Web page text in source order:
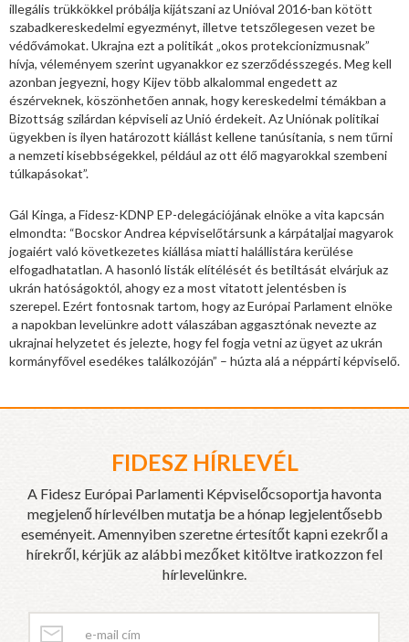
illegális trükkökkel próbálja kijátszani az Unióval 2016-ban kötött
szabadkereskedelmi egyezményt, illetve tetszőlegesen vezet be
védővámokat. Ukrajna ezt a politikát „okos protekcionizmusnak”
hívja, véleményem szerint ugyanakkor ez szerződésszegés. Meg kell
azonban jegyezni, hogy Kijev több alkalommal engedett az
észérveknek, köszönhetően annak, hogy kereskedelmi témákban a
Bizottság szilárdan képviseli az Unió érdekeit. Az Uniónak politikai
ügyekben is ilyen határozott kiállást kellene tanúsítania, s nem tűrni
a nemzeti kisebbségekkel, például az ott élő magyarokkal szembeni
túlkapásokat”.
Gál Kinga, a Fidesz-KDNP EP-delegációjának elnöke a vita kapcsán
elmondta: “Bocskor Andrea képviselőtársunk a kárpátaljai magyarok
jogaiért való következetes kiállása miatti halállistára kerülése
elfogadhatatlan. A hasonló listák elítélését és betiltását elvárjuk az
ukrán hatóságoktól, ahogy ez a most vitatott jelentésben is
szerepel. Ezért fontosnak tartom, hogy az Európai Parlament elnöke
a napokban levelünkre adott válaszában aggasztónak nevezte az
ukrajnai helyzetet és jelezte, hogy fel fogja vetni az ügyet az ukrán
kormányfővel esedékes találkozóján” – húzta alá a néppárti képviselő.
FIDESZ HÍRLEVÉL
A Fidesz Európai Parlamenti Képviselőcsoportja havonta
megjelenő hírlevélben mutatja be a hónap legjelentősebb
eseményeit. Amennyiben szeretne értesítőt kapni ezekről a
hírekről, kérjük az alábbi mezőket kitöltve iratkozzon fel
hírlevelünkre.